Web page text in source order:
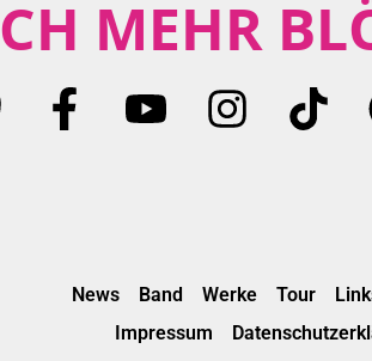
MEHR
News Band Werke Tour
Impressum